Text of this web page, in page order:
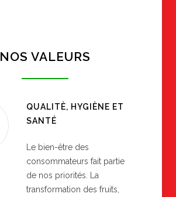
NOS VALEURS
QUALITÈ, HYGIÈNE ET
SANTÉ
Le bien-être des
consommateurs fait partie
de nos priorités. La
transformation des fruits,